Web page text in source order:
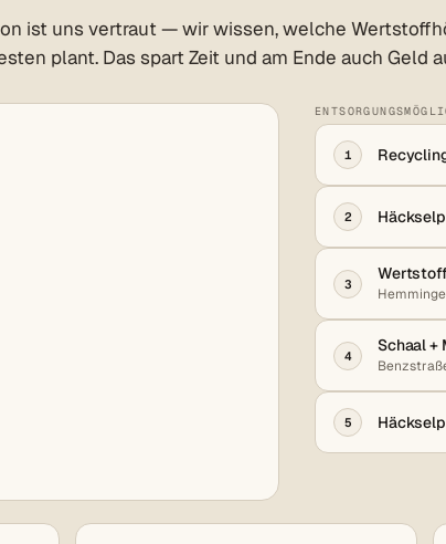
ist uns vertraut — wir wissen, welche
plant. Das spart Zeit und am Ende auch Geld
1
2
3
4
Schaal +
5